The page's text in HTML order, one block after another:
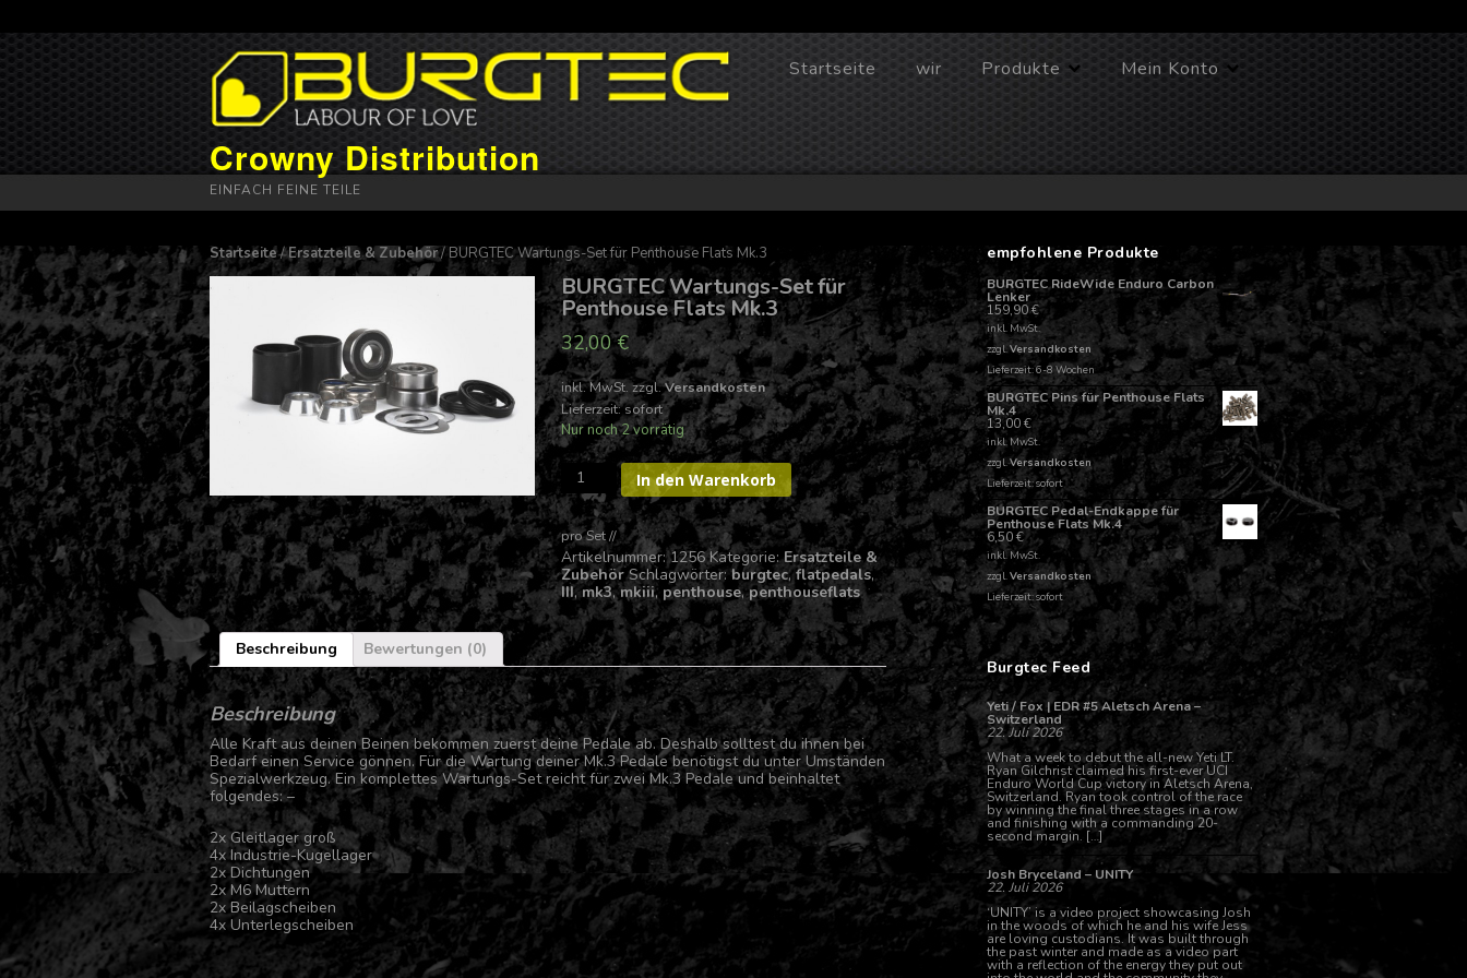
Crowny Distribution
EINFACH FEINE TEILE
Skip
to
content
Startseite wir Produkte Mein Konto
Startseite/Ersatzteile & Zubehör/ BURGTEC Wartungs-Set für Penthouse Flats Mk.3
BURGTEC Wartungs-Set für
Penthouse Flats Mk.3
32,00€
inkl. MwSt. zzgl.Versandkosten
Lieferzeit: sofort
Nur noch 2 vorrätig
BURGTEC
Wartungs-
Set
für
Penthouse
Flats
Mk.3
Menge
In den Warenkorb
proSet//
Artikelnummer:1256 Kategorie:Ersatzteile &
Zubehör Schlagwörter:burgtec,flatpedals,
III, mk3,mkiii, penthouse,penthouseflats
Beschreibung Bewertungen (0)
Beschreibung
Alle Kraft aus deinen Beinen bekommen zuerst deine Pedale ab. Deshalb solltest du ihnen bei
Bedarf einen Service gönnen. Für die Wartung deiner Mk.3 Pedale benötigst du unter Umständen
Spezialwerkzeug. Ein komplettes Wartungs-Set reicht für zwei Mk.3 Pedale und beinhaltet
folgendes: –
2x Gleitlager groß
4x Industrie-Kugellager
2x Dichtungen
2x M6 Muttern
2x Beilagscheiben
4x Unterlegscheiben
empfohlene Produkte
BURGTEC RideWide Enduro Carbon
Lenker
159,90€
inkl. MwSt.
zzgl.Versandkosten
Lieferzeit: 6-8 Wochen
BURGTEC Pins für Penthouse Flats
Mk.4
13,00€
inkl. MwSt.
zzgl.Versandkosten
Lieferzeit: sofort
BURGTEC Pedal-Endkappe für
Penthouse Flats Mk.4
6,50€
inkl. MwSt.
zzgl.Versandkosten
Lieferzeit: sofort
Burgtec Feed
Yeti / Fox | EDR #5 Aletsch Arena –
Switzerland
22. Juli 2026
What a week to debut the all-new Yeti LT.
Ryan Gilchrist claimed his first-ever UCI
Enduro World Cup victory in Aletsch Arena,
Switzerland. Ryan took control of the race
by winning the final three stages in a row
and finishing with a commanding 20-
second margin. […]
Josh Bryceland – UNITY
22. Juli 2026
‘UNITY’ is a video project showcasing Josh
in the woods of which he and his wife Jess
are loving custodians. It was built through
the past winter and made as a video part
with a reflection of the energy they put out